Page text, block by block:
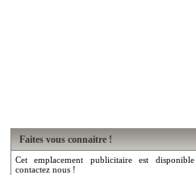
Faites vous connaitre !
Cet emplacement publicitaire est
contactez nous !